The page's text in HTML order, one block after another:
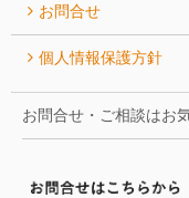
お問合せ
個人情報保護方針
お問合せ・ご相談はお